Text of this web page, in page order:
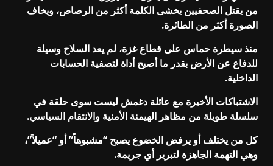
من يقتل الصحفيين يخشى الكلمة أكثر من الرصاص، ويخاف
الصورة أكثر من الطائرة.
منذ سيطرة حماس على قطاع غزة، لم يعد السلاح وسيلة
للدفاع عن الأرض بقدر ما أصبح أداة لتصفية الحسابات
الداخلية.
الاشتباكات الأخيرة مع عائلة دغمش ليست سوى حلقة في
سلسلة طويلة من مظاهر الهيمنة الأمنية والانتقام السياسي.
كل من يختلف أو يرفض الخضوع يصبح “مشبوهاً” أو “عميلاً”،
وهي التهمة الجاهزة لتبرير أي جريمة.